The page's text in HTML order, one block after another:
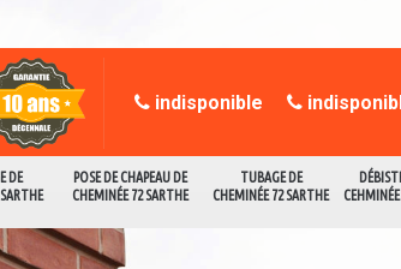
DE
POSE DE CHAPEAU DE
CHEMINÉE 72 SARTHE
TUBAGE DE
CHEMINÉE 72 SARTHE
indisponible